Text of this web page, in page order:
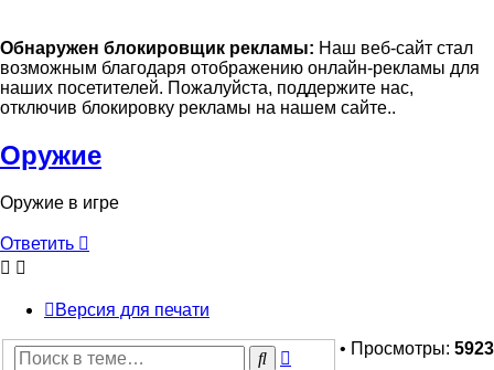
Обнаружен блокировщик рекламы: Наш веб-сайт стал
возможным благодаря отображению онлайн-рекламы для
наших посетителей. Пожалуйста, поддержите нас,
отключив блокировку рекламы на нашем сайте..
Оружие
Оружие в игре
Ответить
Версия для печати
• Просмотры: 5923
ПоискРасширенный